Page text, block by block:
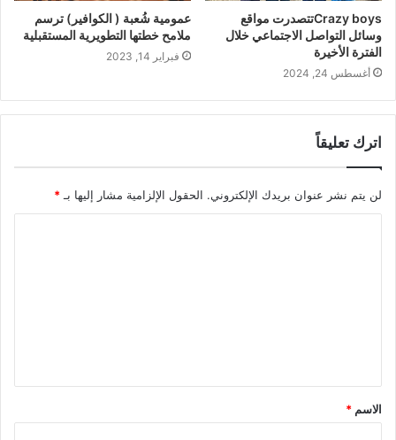
Crazy boysتتصدرت مواقع
وسائل التواصل الاجتماعي خلال
الفترة الأخيرة
أغسطس 24, 2024
عمومية شُعبة ( الكوافير) ترسم
ملامح خطتها التطويرية المستقبلية
فبراير 14, 2023
اترك تعليقاً
لن يتم نشر عنوان بريدك الإلكتروني. الحقول الإلزامية مشار إليها بـ *
ق
*
الاسم *